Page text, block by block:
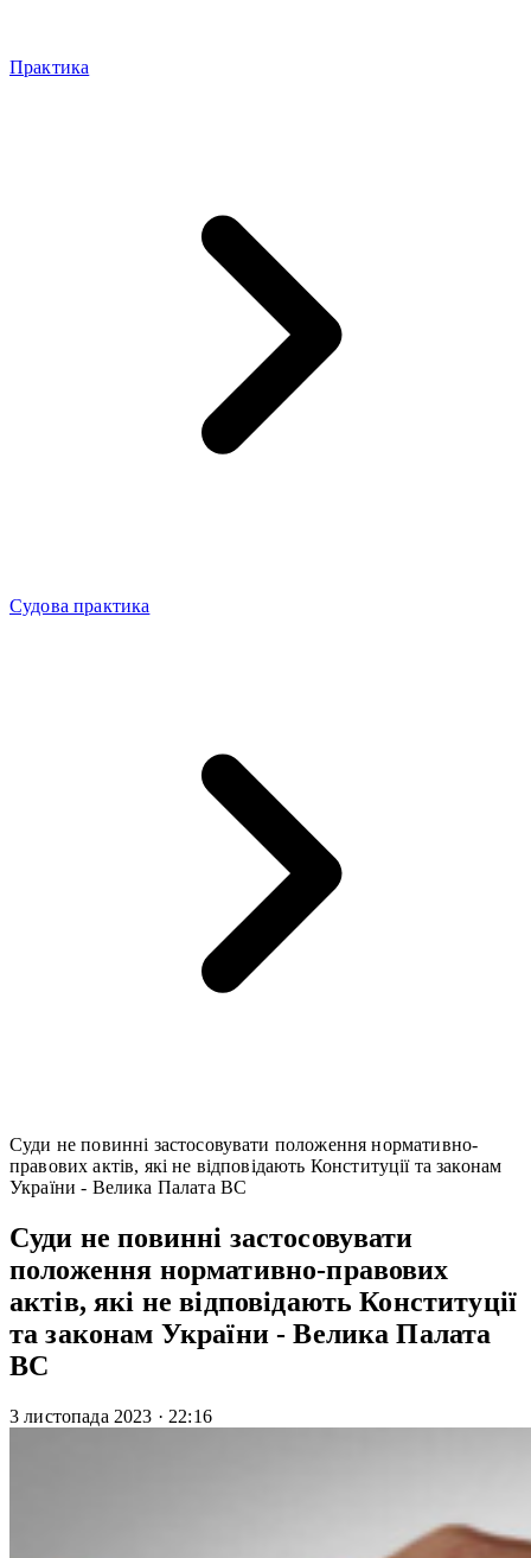
Практика
Судова практика
Cуди не повинні застосовувати положення нормативно-
правових актів, які не відповідають Конституції та законам
України - Велика Палата ВС
Cуди не повинні застосовувати
положення нормативно-правових
актів, які не відповідають Конституції
та законам України - Велика Палата
ВС
3 листопада 2023 · 22:16